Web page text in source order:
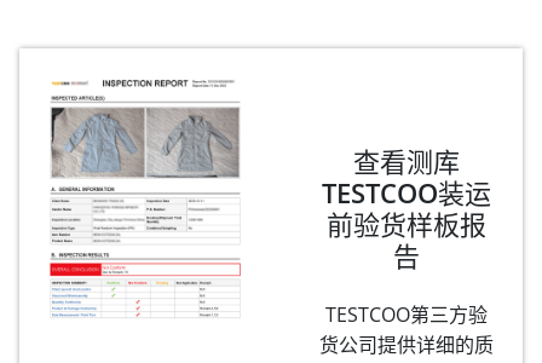
查看测库
TESTCOO装运
前验货样板报
告
TESTCOO第三方验
货公司提供详细的质